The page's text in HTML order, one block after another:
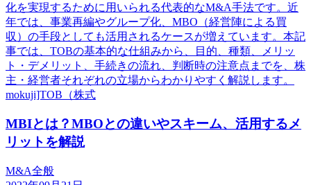
化を実現するために用いられる代表的なM&A手法です。近
年では、事業再編やグループ化、MBO（経営陣による買
収）の手段としても活用されるケースが増えています。本記
事では、TOBの基本的な仕組みから、目的、種類、メリッ
ト・デメリット、手続きの流れ、判断時の注意点までを、株
主・経営者それぞれの立場からわかりやすく解説します。
mokuji]TOB（株式
MBIとは？MBOとの違いやスキーム、活用するメ
リットを解説
M&A全般